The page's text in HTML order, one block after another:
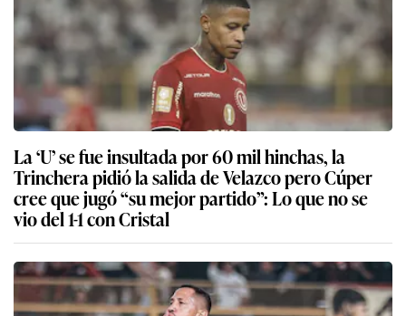
La ‘U’ se fue insultada por 60 mil hinchas, la
Trinchera pidió la salida de Velazco pero Cúper
cree que jugó “su mejor partido”: Lo que no se
vio del 1-1 con Cristal